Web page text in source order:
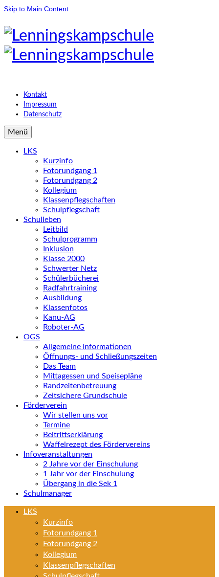
Skip to Main Content
Kontakt
Impressum
Datenschutz
Menü
LKS
Kurzinfo
Fotorundgang 1
Fotorundgang 2
Kollegium
Klassenpflegschaften
Schulpflegschaft
Schulleben
Leitbild
Schulprogramm
Inklusion
Klasse 2000
Schwerter Netz
Schülerbücherei
Radfahrtraining
Ausbildung
Klassenfotos
Kanu-AG
Roboter-AG
OGS
Allgemeine Informationen
Öffnungs- und Schließungszeiten
Das Team
Mittagessen und Speisepläne
Randzeitenbetreuung
Zeitsichere Grundschule
Förderverein
Wir stellen uns vor
Termine
Beitrittserklärung
Waffelrezept des Fördervereins
Infoveranstaltungen
2 Jahre vor der Einschulung
1 Jahr vor der Einschulung
Übergang in die Sek 1
Schulmanager
LKS
Kurzinfo
Fotorundgang 1
Fotorundgang 2
Kollegium
Klassenpflegschaften